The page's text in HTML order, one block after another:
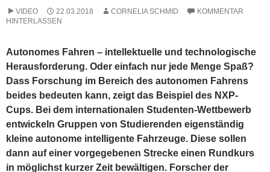
VIDEO 22.03.2018 CORNELIA SCHMID
KOMMENTAR
HINTERLASSEN
Autonomes Fahren – intellektuelle und technologische
Herausforderung. Oder einfach nur jede Menge Spaß?
Dass Forschung im Bereich des autonomen Fahrens
beides bedeuten kann, zeigt das Beispiel des NXP-
Cups. Bei dem internationalen Studenten-Wettbewerb
entwickeln Gruppen von Studierenden eigenständig
kleine autonome intelligente Fahrzeuge. Diese sollen
dann auf einer vorgegebenen Strecke einen Rundkurs
in möglichst kurzer Zeit bewältigen. Forscher der